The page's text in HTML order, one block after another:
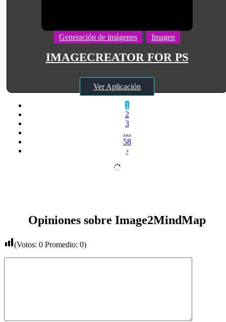
Generación de imágenes Imagen
IMAGECREATOR FOR PS
Ver Aplicación
1
2
3
…
58
›
Opiniones sobre Image2MindMap
(Votos: 0 Promedio: 0)